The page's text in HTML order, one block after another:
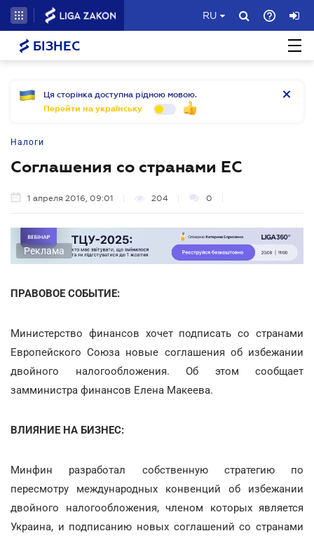
RU
БІЗНЕС
Ця сторінка доступна рідною мовою.
Перейти на українську
Налоги
Соглашения со странами ЕС
1 апреля 2016, 09:01 204 0
Реклама
ПРАВОВОЕ СОБЫТИЕ:
Министерство финансов хочет подписать со странами
Европейского Союза новые соглашения об избежании
двойного налогообложения. Об этом сообщает
замминистра финансов Елена Макеева.
ВЛИЯНИЕ НА БИЗНЕС:
Минфин разработал собственную стратегию по
пересмотру международных конвенций об избежании
двойного налогообложения, членом которых является
Украина, и подписанию новых соглашений со странами